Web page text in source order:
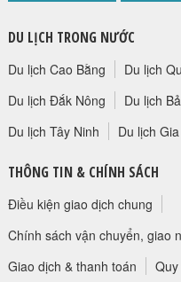
DU LỊCH TRONG NƯỚC
Du lịch Cao Bằng Du lịch
Du lịch Đắk Nông
Du lịch
Du lịch Tây Ninh
Du lịch
THÔNG TIN & CHÍNH SÁCH
Điều kiện giao dịch chung
Chính sách vận chuyển, giao
Giao dịch & thanh toán